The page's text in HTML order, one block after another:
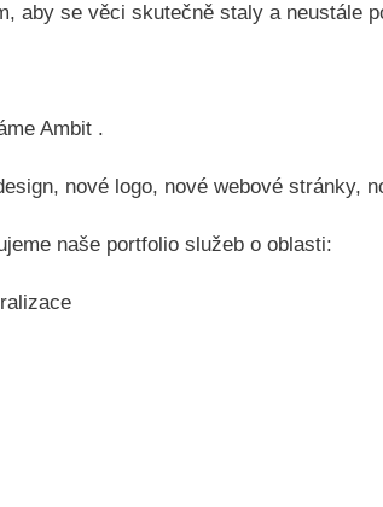
aby se věci skutečně staly a neustále
Ambit .‍
nové logo, nové webové stránky,
naše portfolio služeb o oblasti: